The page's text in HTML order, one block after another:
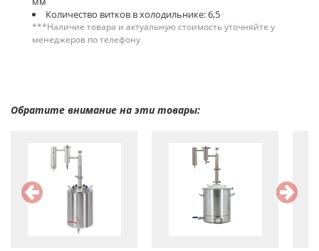
Количество витков в холодильнике: 6,5
***Наличие товара и актуальную стоимость уточняйте у
менеджеров по телефону
Обратите внимание на эти товары: